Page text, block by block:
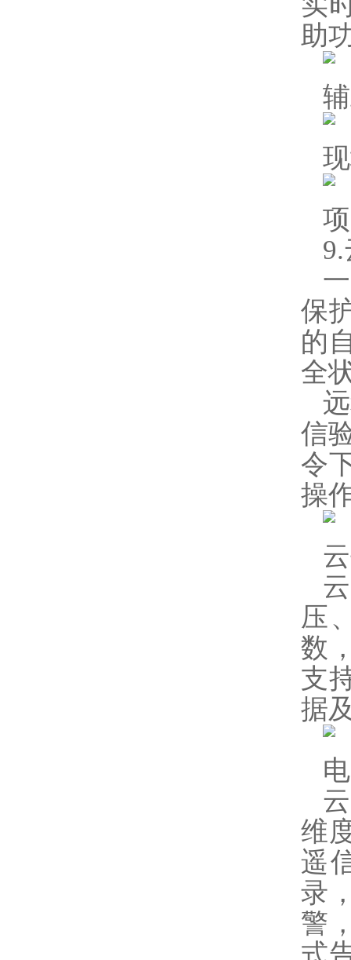
助
保
的
全
信
令
操
压
数
支
据
维
遥
录
警
式